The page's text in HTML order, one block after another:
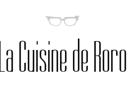
La Cuisine de Roro